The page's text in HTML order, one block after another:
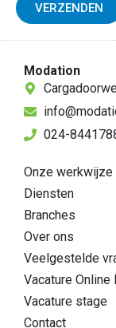
VERZENDEN
Modation
024-
Onze werkwijze
Diensten
Branches
Over ons
Veelgestelde
Vacature
Vacature stage
Contact